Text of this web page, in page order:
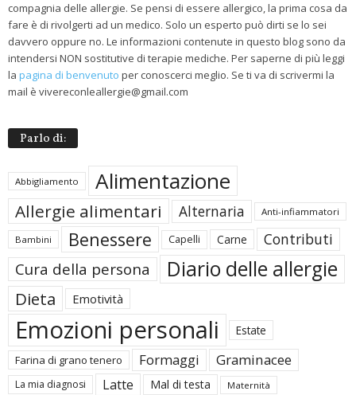
compagnia delle allergie. Se pensi di essere allergico, la prima cosa da
fare è di rivolgerti ad un medico. Solo un esperto può dirti se lo sei
davvero oppure no. Le informazioni contenute in questo blog sono da
intendersi NON sostitutive di terapie mediche. Per saperne di più leggi
la pagina di benvenuto per conoscerci meglio. Se ti va di scrivermi la
mail è vivereconleallergie@gmail.com
Parlo di:
Abbigliamento Alimentazione
Allergie alimentari Alternaria Anti-infiammatori
Bambini Benessere Capelli Carne Contributi
Cura della persona Diario delle allergie
Dieta Emotività
Emozioni personali Estate
Farina di grano tenero Formaggi Graminacee
La mia diagnosi Latte Mal di testa Maternità